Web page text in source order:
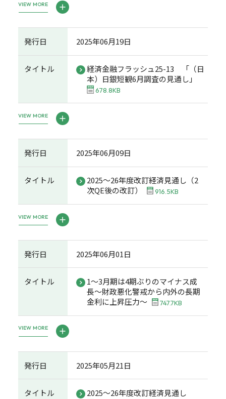
VIEW MORE
発行日 2025年06月19日
タイトル
経済金融フラッシュ25-13 「（日
本）日銀短観6月調査の見通し」
678.8KB
VIEW MORE
発行日 2025年06月09日
タイトル
2025～26年度改訂経済見通し（2
次QE後の改訂）
916.5KB
VIEW MORE
発行日 2025年06月01日
タイトル
1～3月期は4期ぶりのマイナス成
長～財政悪化警戒から内外の長期
金利に上昇圧力～
747.7KB
VIEW MORE
発行日 2025年05月21日
タイトル 2025～26年度改訂経済見通し